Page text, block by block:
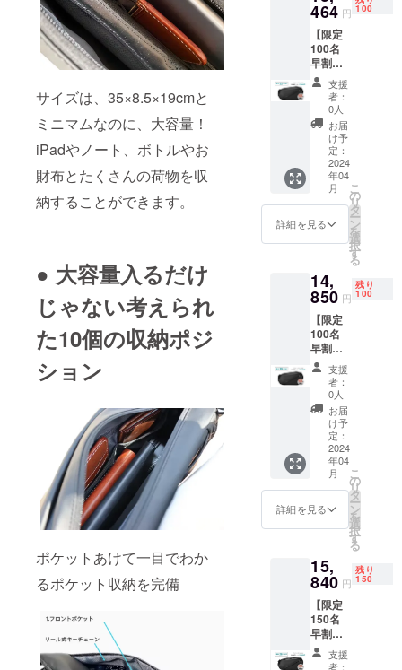
サイズは、35×8.5×19cmと
ミニマムなのに、大容量！
iPadやノート、ボトルやお
財布とたくさんの荷物を収
納することができます。
● 大容量入るだけ
じゃない考えられ
た10個の収納ポジ
ション
ポケットあけて一目でわか
るポケット収納を完備
料） ※
皆様の
ご支援
により
量産効
率が向
上した
場合、
正規販
売価格
が販売
予定価
格より
下がる
可能性
もござ
ン・仕
様は変
更にな
る可能
性もご
ざいま
す。ご
了承く
ださ
い。 ※
ご注文
状況、
使用部
材の供
給状
況、製
造工程
荷時期
が遅れ
る場合
があり
ます。
464 円 100
【限定
100名
早割
32％OF
F】
claro
sling
bag 1
販売価
19,800
円 販売
価格の
32%OF
F =
13,464
込み・
送料無
料） ※
皆様の
ご支援
により
量産効
率が向
上した
場合、
正規販
売価格
が販売
予定価
格より
下がる
可能性
デザイ
ン・仕
様は変
更にな
る可能
性もご
ざいま
す。ご
支援
者：
0人
お届
け予
定：
2024
年04
月
詳細を見る
こ
の
リ
タ
ー
ン
を
選
択
す
る
14,
850 円
残り
100
【限定
100名
早割
25％OF
F】
claro
sling
bag 1
販売価
19,800
円 販売
価格の
25%OF
F =
14,850
込み・
送料無
料） ※
皆様の
ご支援
により
量産効
率が向
支援
者：
0人
お届
け予
定：
2024
年04
月
詳細を見る
こ
の
リ
タ
ー
ン
を
選
択
す
る
15,
840 円
残り
150
【限定
150名
早割
20％OF
F】 支援
者：